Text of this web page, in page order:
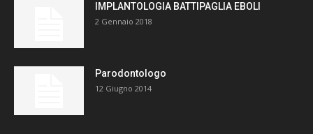
IMPLANTOLOGIA BATTIPAGLIA EBOLI
2 Gennaio 2018
Parodontologo
12 Giugno 2014